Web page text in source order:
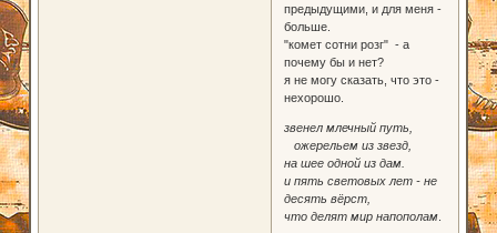
предыдущими, и для меня -
больше.
"комет сотни розг" - а
почему бы и нет?
я не могу сказать, что это -
нехорошо.
звенел млечный путь,
ожерельем из звезд,
на шее одной из дам.
и пять световых лет - не
десять вёрст,
что делят мир напополам.